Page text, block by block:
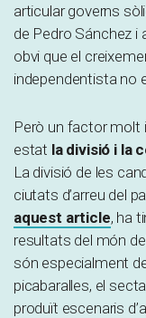
articular governs
de Pedro Sánchez i
obvi que el
independentista no
Però un factor molt
estat la divisió i la
La divisió de les
ciutats d’arreu del
aquest article, ha
resultats del món
són especialment
picabaralles, el
produït escenaris